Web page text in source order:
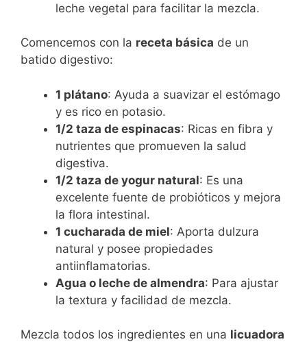
leche vegetal para facilitar la mezcla.
Comencemos con la receta básica de un
batido digestivo:
1 plátano: Ayuda a suavizar el estómago
y es rico en potasio.
1/2 taza de espinacas: Ricas en fibra y
nutrientes que promueven la salud
digestiva.
1/2 taza de yogur natural: Es una
excelente fuente de probióticos y mejora
la flora intestinal.
1 cucharada de miel: Aporta dulzura
natural y posee propiedades
antiinflamatorias.
Agua o leche de almendra: Para ajustar
la textura y facilidad de mezcla.
Mezcla todos los ingredientes en una licuadora